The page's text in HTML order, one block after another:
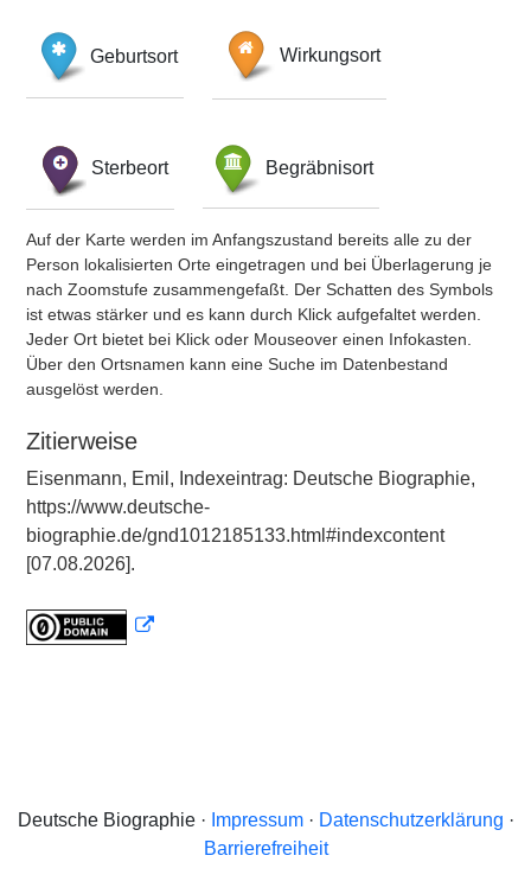
Geburtsort Wirkungsort
Sterbeort Begräbnisort
Auf der Karte werden im Anfangszustand bereits alle zu der
Person lokalisierten Orte eingetragen und bei Überlagerung je
nach Zoomstufe zusammengefaßt. Der Schatten des Symbols
ist etwas stärker und es kann durch Klick aufgefaltet werden.
Jeder Ort bietet bei Klick oder Mouseover einen Infokasten.
Über den Ortsnamen kann eine Suche im Datenbestand
ausgelöst werden.
Zitierweise
Eisenmann, Emil, Indexeintrag: Deutsche Biographie,
https://www.deutsche-
biographie.de/gnd1012185133.html#indexcontent
[07.08.2026].
Deutsche Biographie · Impressum· Datenschutzerklärung ·
Barrierefreiheit